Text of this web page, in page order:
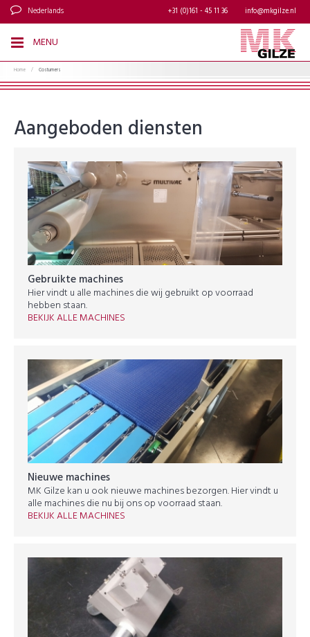
Nederlands info@mkgilze.nl
+31 (0)161 - 45 11 36
MENU
Home / Costumers
Aangeboden diensten
Gebruikte machines
Hier vindt u alle machines die wij gebruikt op voorraad
hebben staan.
BEKIJK ALLE MACHINES
Nieuwe machines
MK Gilze kan u ook nieuwe machines bezorgen. Hier vindt u
alle machines die nu bij ons op voorraad staan.
BEKIJK ALLE MACHINES